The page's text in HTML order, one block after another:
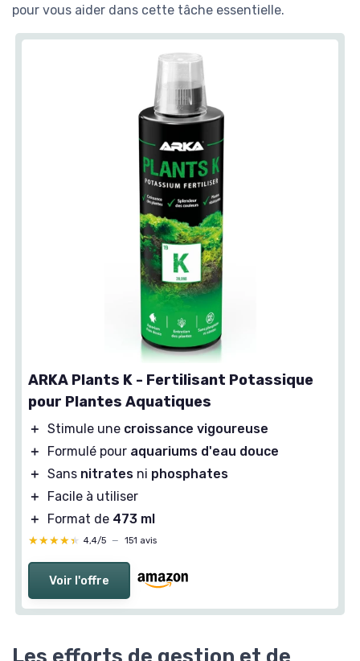
pour vous aider dans cette tâche essentielle.
ARKA Plants K - Fertilisant Potassique
pour Plantes Aquatiques
＋ Stimule une croissance vigoureuse
＋
Formulé pour aquariums d'eau douce
＋ Sans nitrates ni phosphates
＋
Facile à utiliser
＋
Format de 473 ml
★★★★★
★★★★★ 4,4/5 — 151 avis
Voir l'offre